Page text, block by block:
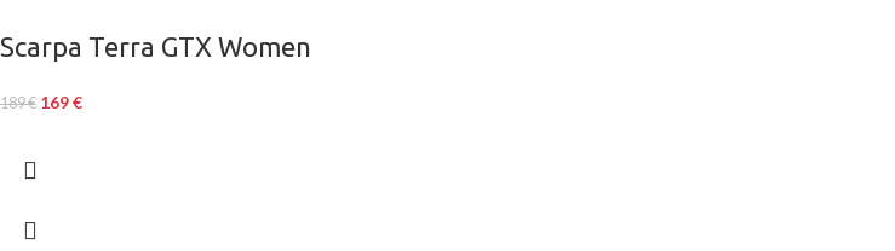
Scarpa Terra GTX Women
189€ 169€